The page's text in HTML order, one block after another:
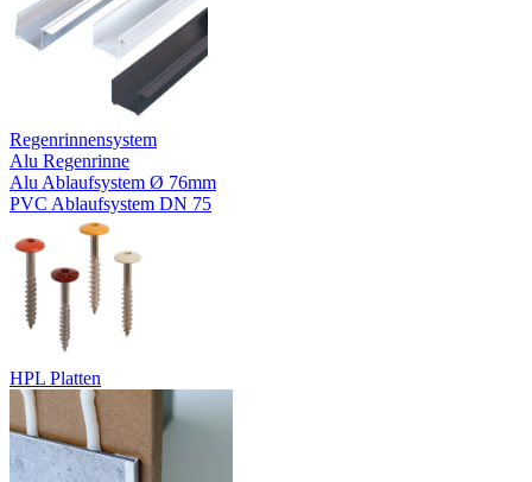
Regenrinnensystem
Alu Regenrinne
Alu Ablaufsystem Ø 76mm
PVC Ablaufsystem DN 75
HPL Platten